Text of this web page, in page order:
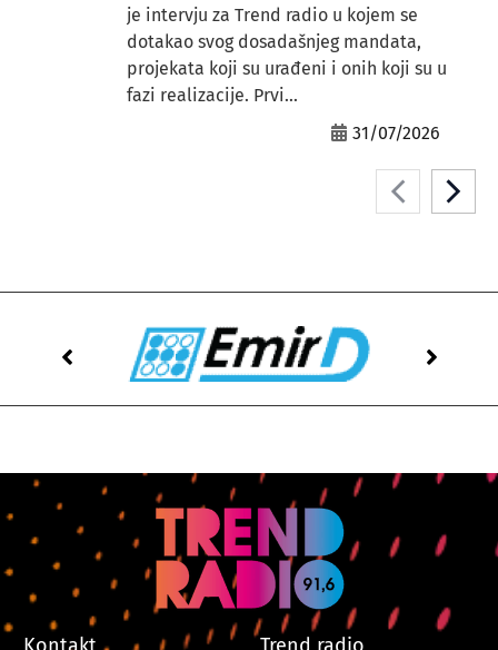
je intervju za Trend radio u kojem se
dotakao svog dosadašnjeg mandata,
projekata koji su urađeni i onih koji su u
fazi realizacije. Prvi...
31/07/2026
Kontakt Trend radio